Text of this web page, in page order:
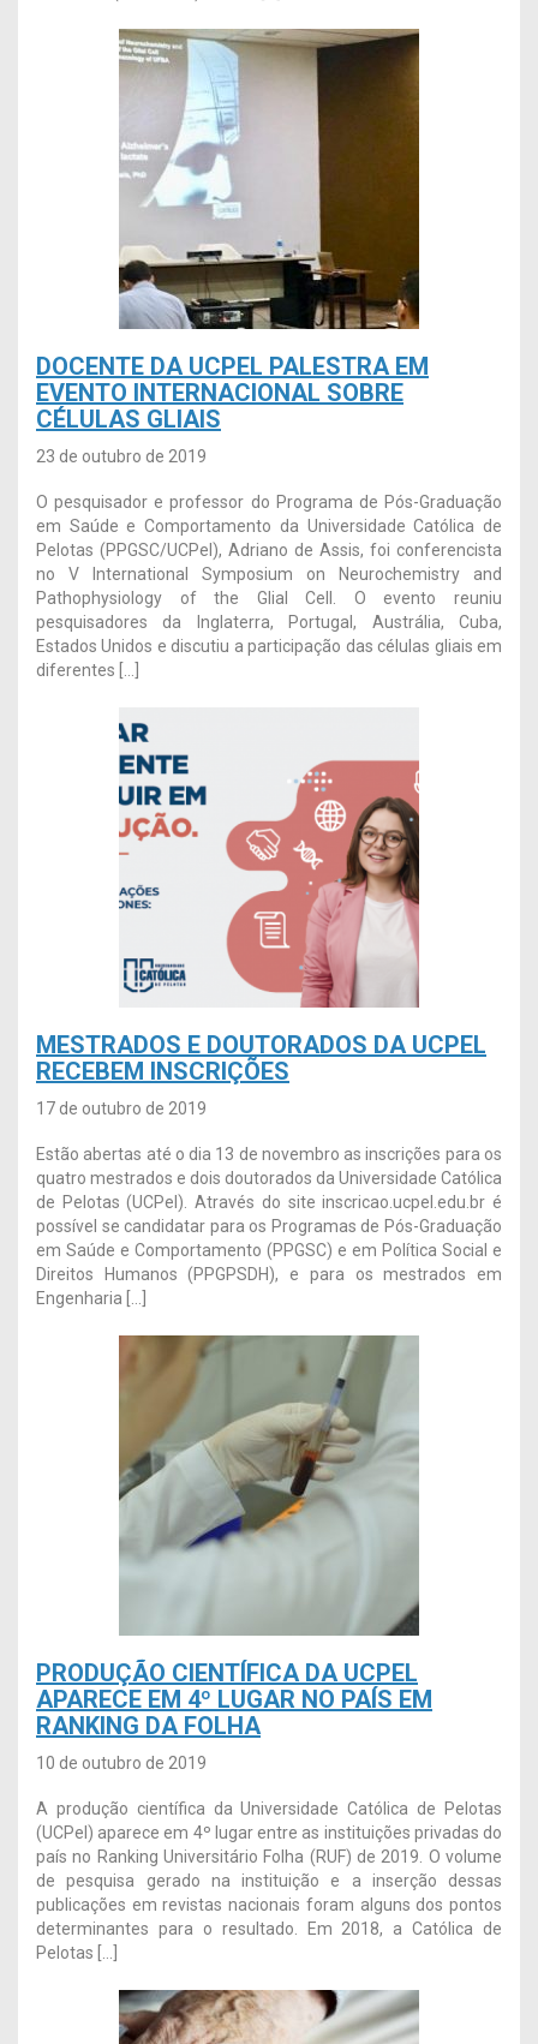
DOCENTE DA UCPEL PALESTRA EM
EVENTO INTERNACIONAL SOBRE
CÉLULAS GLIAIS
23 de outubro de 2019
O pesquisador e professor do Programa de Pós-Graduação
em Saúde e Comportamento da Universidade Católica de
Pelotas (PPGSC/UCPel), Adriano de Assis, foi conferencista
no V International Symposium on Neurochemistry and
Pathophysiology of the Glial Cell. O evento reuniu
pesquisadores da Inglaterra, Portugal, Austrália, Cuba,
Estados Unidos e discutiu a participação das células gliais em
diferentes […]
MESTRADOS E DOUTORADOS DA UCPEL
RECEBEM INSCRIÇÕES
17 de outubro de 2019
Estão abertas até o dia 13 de novembro as inscrições para os
quatro mestrados e dois doutorados da Universidade Católica
de Pelotas (UCPel). Através do site inscricao.ucpel.edu.br é
possível se candidatar para os Programas de Pós-Graduação
em Saúde e Comportamento (PPGSC) e em Política Social e
Direitos Humanos (PPGPSDH), e para os mestrados em
Engenharia […]
PRODUÇÃO CIENTÍFICA DA UCPEL
APARECE EM 4º LUGAR NO PAÍS EM
RANKING DA FOLHA
10 de outubro de 2019
A produção científica da Universidade Católica de Pelotas
(UCPel) aparece em 4º lugar entre as instituições privadas do
país no Ranking Universitário Folha (RUF) de 2019. O volume
de pesquisa gerado na instituição e a inserção dessas
publicações em revistas nacionais foram alguns dos pontos
determinantes para o resultado. Em 2018, a Católica de
Pelotas […]